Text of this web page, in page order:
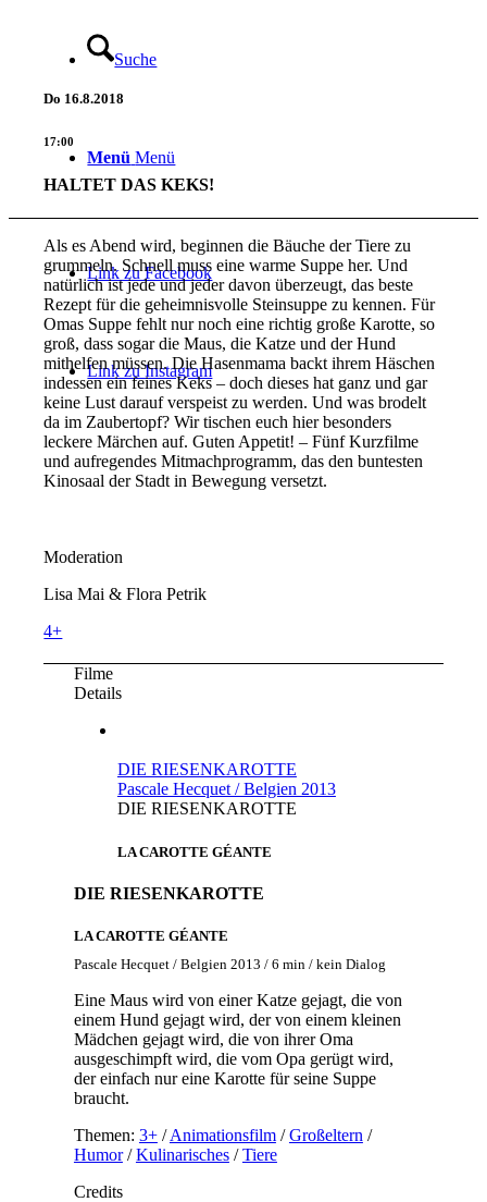
Suche
Menü Menü
Link zu Facebook
Link zu Instagram
Do 16.8.2018
17:00
HALTET DAS KEKS!
Als es Abend wird, beginnen die Bäuche der Tiere zu
grummeln. Schnell muss eine warme Suppe her. Und
natürlich ist jede und jeder davon überzeugt, das beste
Rezept für die geheimnisvolle Steinsuppe zu kennen. Für
Omas Suppe fehlt nur noch eine richtig große Karotte, so
groß, dass sogar die Maus, die Katze und der Hund
mithelfen müssen. Die Hasenmama backt ihrem Häschen
indessen ein feines Keks – doch dieses hat ganz und gar
keine Lust darauf verspeist zu werden. Und was brodelt
da im Zaubertopf? Wir tischen euch hier besonders
leckere Märchen auf. Guten Appetit! – Fünf Kurzfilme
und aufregendes Mitmachprogramm, das den buntesten
Kinosaal der Stadt in Bewegung versetzt.
Moderation
Lisa Mai & Flora Petrik
4+
Filme
Details
DIE RIESENKAROTTE
Pascale Hecquet / Belgien 2013
DIE RIESENKAROTTE
LA CAROTTE GÉANTE
DIE RIESENKAROTTE
LA CAROTTE GÉANTE
Pascale Hecquet / Belgien 2013 / 6 min / kein Dialog
Eine Maus wird von einer Katze gejagt, die von
einem Hund gejagt wird, der von einem kleinen
Mädchen gejagt wird, die von ihrer Oma
ausgeschimpft wird, die vom Opa gerügt wird,
der einfach nur eine Karotte für seine Suppe
braucht.
Themen: 3+/Animationsfilm/Großeltern /
Humor/Kulinarisches/Tiere
Credits